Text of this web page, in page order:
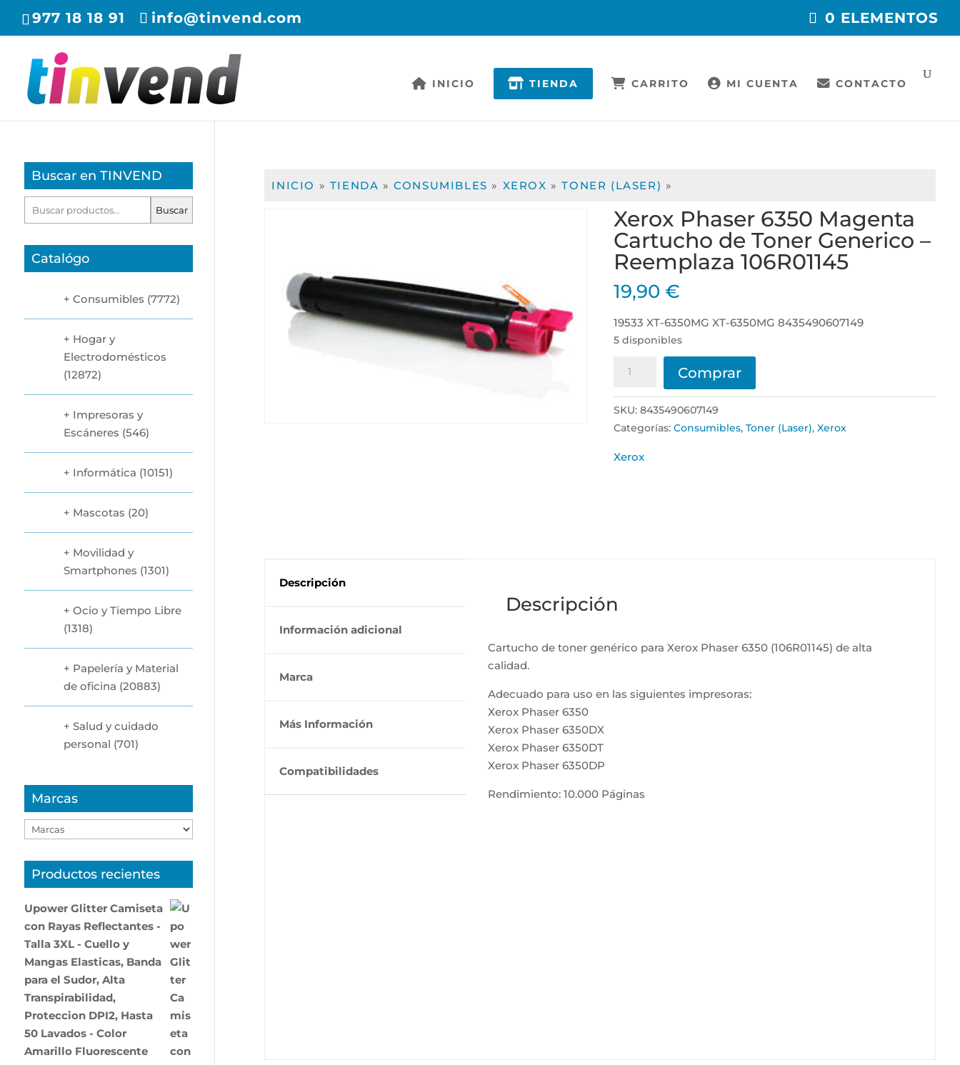
977 18 18 91 info@tinvend.com 0 ELEMENTOS
INICIO TIENDA CARRITO MI CUENTA CONTACTO
INICIO » TIENDA »CONSUMIBLES » XEROX »TONER (LASER) »
Xerox Phaser 6350 Magenta
Cartucho de Toner Generico –
Reemplaza 106R01145
19,90€
19533 XT-6350MG XT-6350MG 8435490607149
5 disponibles
Xerox
6350
Magenta
Cartucho
de
Comprar
SKU:8435490607149
Categorías:Consumibles,Toner (Laser),Xerox
Xerox
Descripción
Información adicional
Marca
Más Información
Compatibilidades
Descripción
Cartucho de toner genérico para Xerox Phaser 6350 (106R01145) de alta
calidad.
Adecuado para uso en las siguientes impresoras:
Xerox Phaser 6350
Xerox Phaser 6350DX
Xerox Phaser 6350DT
Xerox Phaser 6350DP
Rendimiento: 10.000 Páginas
Buscar en TINVEND
Buscar
por:
Buscar
Catalógo
Consumibles (7772)
Hogar y
Electrodomésticos
(12872)
Impresoras y
Escáneres (546)
Informática (10151)
Mascotas (20)
Movilidad y
Smartphones (1301)
Ocio y Tiempo Libre
(1318)
Papelería y Material
de oficina (20883)
Salud y cuidado
personal (701)
Marcas
Productos recientes
Upower Glitter Camiseta
con Rayas Reflectantes -
Talla 3XL - Cuello y
Mangas Elasticas, Banda
para el Sudor, Alta
Transpirabilidad,
Proteccion DPI2, Hasta
50 Lavados - Color
Amarillo Fluorescente